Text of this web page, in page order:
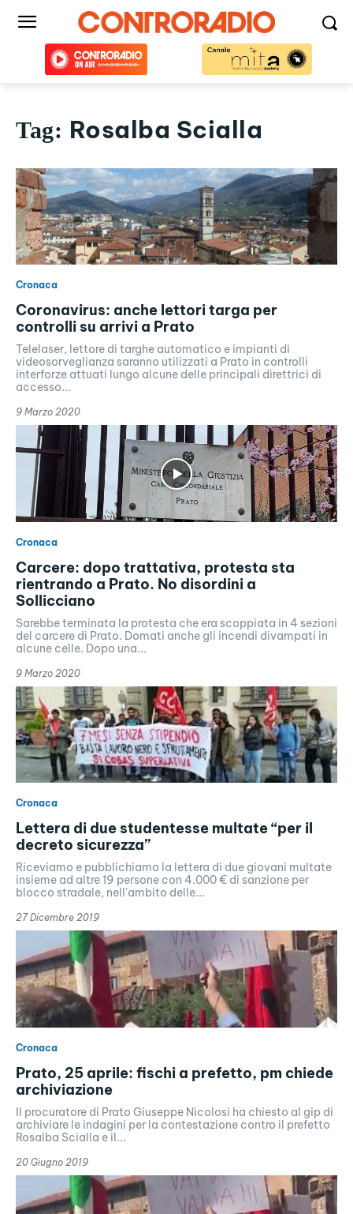
Tag: Rosalba Scialla
Cronaca
Coronavirus: anche lettori targa per
controlli su arrivi a Prato
Telelaser, lettore di targhe automatico e impianti di
videosorveglianza saranno utilizzati a Prato in controlli
interforze attuati lungo alcune delle principali direttrici di
accesso...
9 Marzo 2020
Cronaca
Carcere: dopo trattativa, protesta sta
rientrando a Prato. No disordini a
Sollicciano
Sarebbe terminata la protesta che era scoppiata in 4 sezioni
del carcere di Prato. Domati anche gli incendi divampati in
alcune celle. Dopo una...
9 Marzo 2020
Cronaca
Lettera di due studentesse multate “per il
decreto sicurezza”
Riceviamo e pubblichiamo la lettera di due giovani multate
insieme ad altre 19 persone con 4.000 € di sanzione per
blocco stradale, nell'ambito delle...
27 Dicembre 2019
Cronaca
Prato, 25 aprile: fischi a prefetto, pm chiede
archiviazione
Il procuratore di Prato Giuseppe Nicolosi ha chiesto al gip di
archiviare le indagini per la contestazione contro il prefetto
Rosalba Scialla e il...
20 Giugno 2019